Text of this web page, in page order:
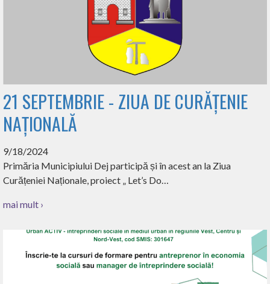
21 SEPTEMBRIE - ZIUA DE CURĂȚENIE
NAȚIONALĂ
9/18/2024
Primăria Municipiului Dej participă și în acest an la Ziua
Curățeniei Naționale, proiect „ Let’s Do…
mai mult ›